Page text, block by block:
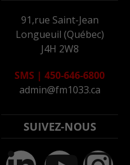
91,rue Saint-Jean
Longueuil (Québec)
J4H 2W8
SMS | 450-646-6800
admin@fm1033.ca
SUIVEZ-NOUS